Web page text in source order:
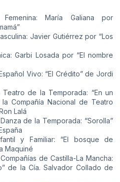
Femenina: María Galiana por
Javier Gutiérrez por “Los
Garbi Losada por “El nombre
Vivo: “El Crédito” de Jordi
de la Temporada: “En un
Compañía Nacional de Teatro
Lalá
de la Temporada: “Sorolla”
y Familiar: “El bosque de
Maquiné
de Castilla-La Mancha:
de la Cía. Salvador Collado de